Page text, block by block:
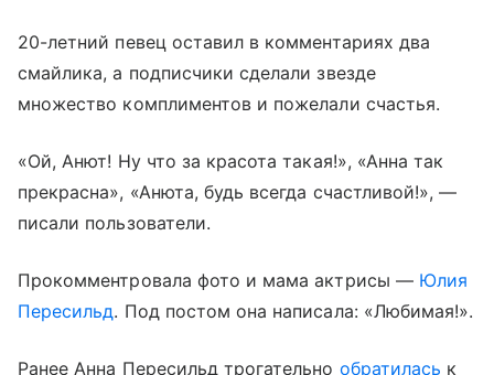
20-летний певец оставил в комментариях два
смайлика, а подписчики сделали звезде
множество комплиментов и пожелали счастья.
«Ой, Анют! Ну что за красота такая!», «Анна так
прекрасна», «Анюта, будь всегда счастливой!», —
писали пользователи.
Прокомментровала фото и мама актрисы — Юлия
Пересильд. Под постом она написала: «Любимая!».
Ранее Анна Пересильд трогательно обратилась к